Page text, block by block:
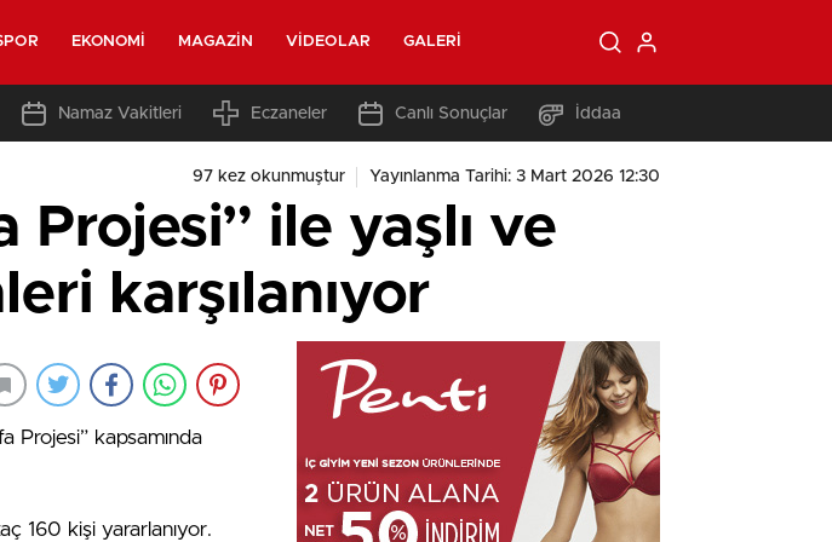
EKONOMI MAGAZIN VIDEOLAR GALERI
Namaz Vakitleri Eczaneler Canlı Sonuçlar İddaa
97 kez okunmuştur Yayınlanma Tarihi: 3 Mart 2026 12:30
Projesi” ile yaşlı ve
karşılanıyor
Projesi” kapsamında
160 kişi yararlanıyor.